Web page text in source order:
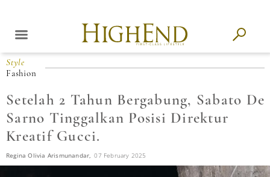
Style
Fashion
Setelah 2 Tahun Bergabung, Sabato De
Sarno Tinggalkan Posisi Direktur
Kreatif Gucci.
Regina Olivia Arismunandar, 07 February 2025